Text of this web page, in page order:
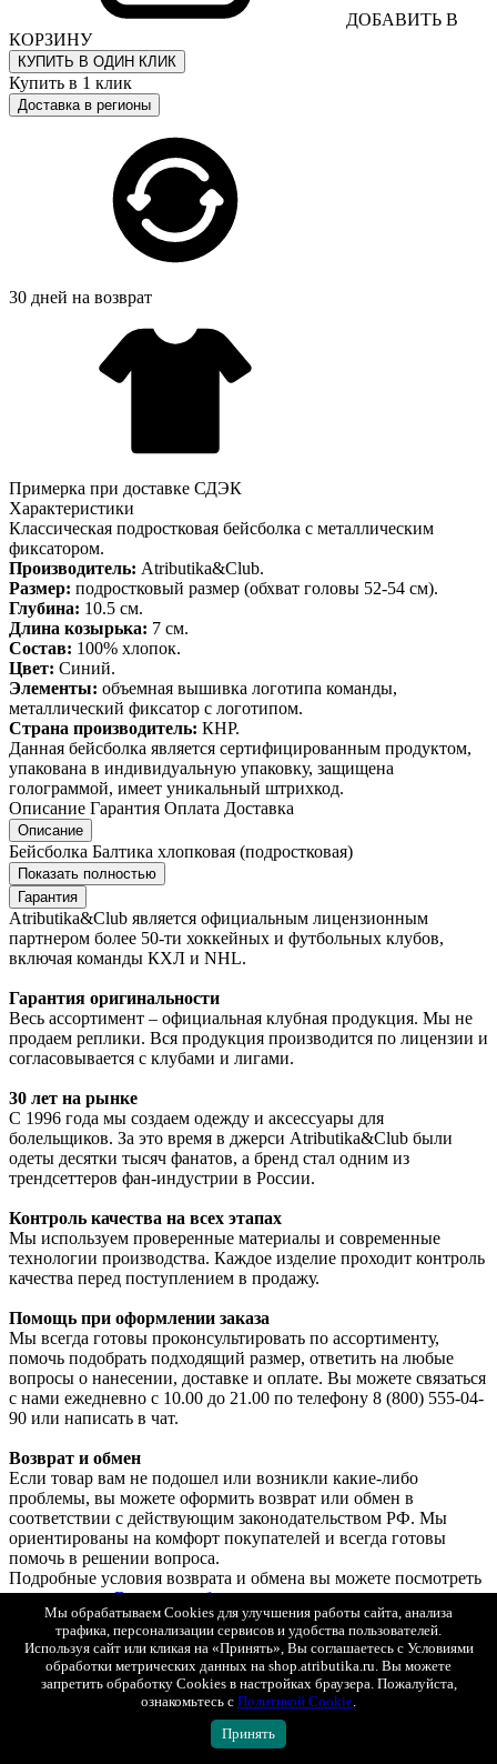
ДОБАВИТЬ В
КОРЗИНУ
КУПИТЬ В ОДИН КЛИК
Купить в 1 клик
Доставка в регионы
30 дней на возврат
Примерка при доставке СДЭК
Характеристики
Классическая подростковая бейсболка с металлическим
фиксатором.
Производитель: Atributika&Club.
Размер: подростковый размер (обхват головы 52-54 см).
Глубина: 10.5 см.
Длина козырька: 7 см.
Состав: 100% хлопок.
Цвет: Синий.
Элементы: объемная вышивка логотипа команды,
металлический фиксатор с логотипом.
Страна производитель: КНР.
Данная бейсболка является сертифицированным продуктом,
упакована в индивидуальную упаковку, защищена
голограммой, имеет уникальный штрихкод.
Описание Гарантия Оплата Доставка
Описание
Бейсболка Балтика хлопковая (подростковая)
Показать полностью
Гарантия
Atributika&Club является официальным лицензионным
партнером более 50-ти хоккейных и футбольных клубов,
включая команды КХЛ и NHL.
Гарантия оригинальности
Весь ассортимент – официальная клубная продукция. Мы не
продаем реплики. Вся продукция производится по лицензии и
согласовывается с клубами и лигами.
30 лет на рынке
С 1996 года мы создаем одежду и аксессуары для
болельщиков. За это время в джерси Atributika&Club были
одеты десятки тысяч фанатов, а бренд стал одним из
трендсеттеров фан-индустрии в России.
Контроль качества на всех этапах
Мы используем проверенные материалы и современные
технологии производства. Каждое изделие проходит контроль
качества перед поступлением в продажу.
Помощь при оформлении заказа
Мы всегда готовы проконсультировать по ассортименту,
помочь подобрать подходящий размер, ответить на любые
вопросы о нанесении, доставке и оплате. Вы можете связаться
с нами ежедневно с 10.00 до 21.00 по телефону 8 (800) 555-04-
90 или написать в чат.
Возврат и обмен
Если товар вам не подошел или возникли какие-либо
проблемы, вы можете оформить возврат или обмен в
соответствии с действующим законодательством РФ. Мы
ориентированы на комфорт покупателей и всегда готовы
помочь в решении вопроса.
Подробные условия возврата и обмена вы можете посмотреть
на странице«Возврат и обмен».
Показать полностью
Оплата
Яндекс Сплит
При любом способе доставке вы можете выбрать оплату
Так же просто, как платить обычной картой. Только сумма
списывается не сразу, а постепенно, равными частями.
Мы обрабатываем Cookies для улучшения работы сайта, анализа
трафика, персонализации сервисов и удобства пользователей.
Используя сайт или кликая на «Принять», Вы соглашаетесь с Условиями
обработки метрических данных на shop.atributika.ru. Вы можете
запретить обработку Cookies в настройках браузера. Пожалуйста,
ознакомьтесь с Политикой Cookie.
Принять